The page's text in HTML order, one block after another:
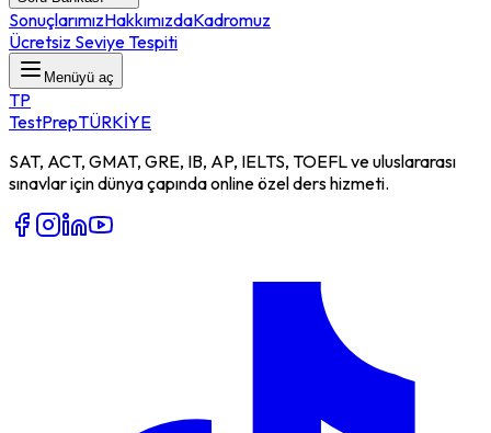
SonuçlarımızHakkımızdaKadromuz
Ücretsiz Seviye Tespiti
Menüyü aç
TP
TestPrepTÜRKİYE
SAT, ACT, GMAT, GRE, IB, AP, IELTS, TOEFL ve uluslararası
sınavlar için dünya çapında online özel ders hizmeti.